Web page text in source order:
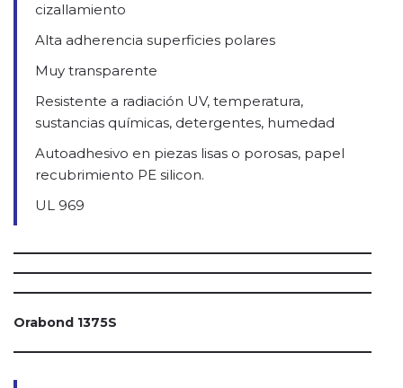
cizallamiento
Alta adherencia superficies polares
Muy transparente
Resistente a radiación UV, temperatura,
sustancias químicas, detergentes, humedad
Autoadhesivo en piezas lisas o porosas, papel
recubrimiento PE silicon.
UL 969
Orabond 1375S